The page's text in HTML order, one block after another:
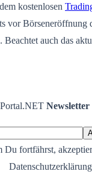
kostenlosen
vor Börseneröffnung
Beachtet auch das
Newsletter
Du fortfährst,